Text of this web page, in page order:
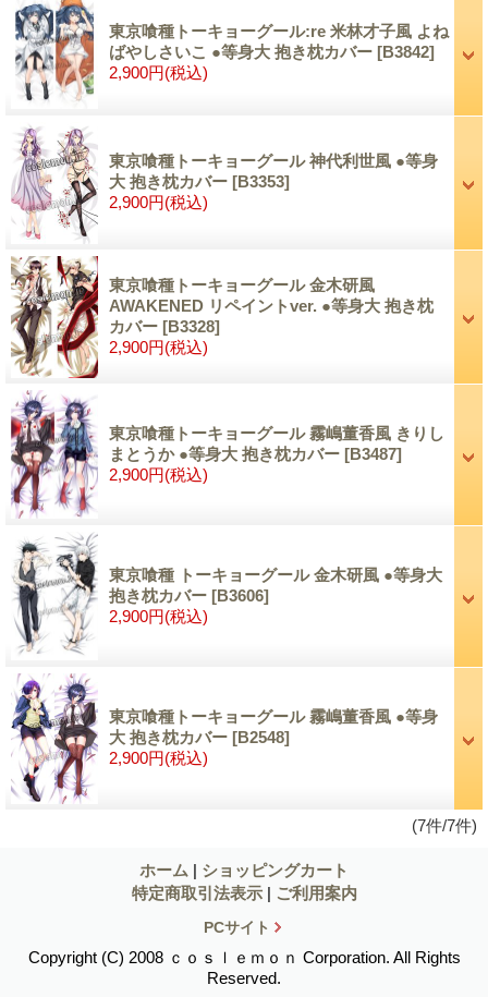
東京喰種トーキョーグール:re 米林才子風 よね
ばやしさいこ ●等身大 抱き枕カバー [B3842]
2,900円(税込)
東京喰種トーキョーグール 神代利世風 ●等身
大 抱き枕カバー [B3353]
2,900円(税込)
東京喰種トーキョーグール 金木研風
AWAKENED リペイントver. ●等身大 抱き枕
カバー [B3328]
2,900円(税込)
東京喰種トーキョーグール 霧嶋董香風 きりし
まとうか ●等身大 抱き枕カバー [B3487]
2,900円(税込)
東京喰種 トーキョーグール 金木研風 ●等身大
抱き枕カバー [B3606]
2,900円(税込)
東京喰種トーキョーグール 霧嶋董香風 ●等身
大 抱き枕カバー [B2548]
2,900円(税込)
(7件/7件)
ホーム | ショッピングカート
特定商取引法表示 | ご利用案内
PCサイト
Copyright (C) 2008 ｃｏｓｌｅｍｏｎ Corporation. All Rights
Reserved.